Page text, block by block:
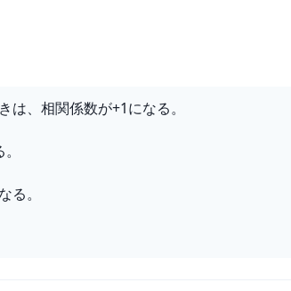
、相関係数が+1になる。
。